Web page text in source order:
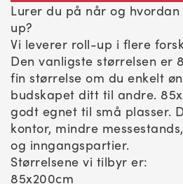
Lurer du på når og
up?
Vi leverer roll-up i flere
Den vanligste størrelsen er
fin størrelse om du enkelt
budskapet ditt til andre.
godt egnet til små plasser.
kontor, mindre
og inngangspartier.
Størrelsene vi tilbyr er:
85x200cm